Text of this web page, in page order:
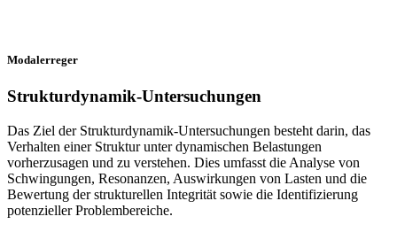
Modalerreger
Strukturdynamik-Untersuchungen
Das Ziel der Strukturdynamik-Untersuchungen besteht darin, das
Verhalten einer Struktur unter dynamischen Belastungen
vorherzusagen und zu verstehen. Dies umfasst die Analyse von
Schwingungen, Resonanzen, Auswirkungen von Lasten und die
Bewertung der strukturellen Integrität sowie die Identifizierung
potenzieller Problembereiche.